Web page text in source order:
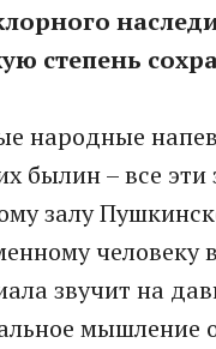
степень
народные
былин – все
залу
человеку
звучит на
мышление